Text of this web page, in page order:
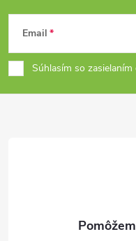
Z
á
p
Email
Súhlasím so